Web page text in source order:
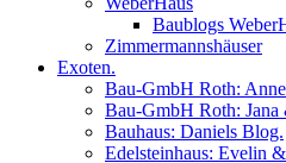
Baublogs
Zimmermannshäuser
Exoten.
Bau-GmbH Roth:
Bau-GmbH Roth:
Bauhaus: Daniels Blog.
Edelsteinhaus: Evelin